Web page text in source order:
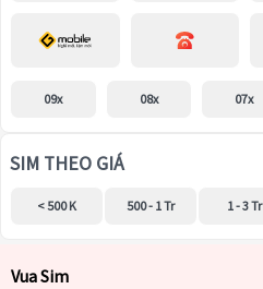
09x 08x 07x
SIM THEO GIÁ
< 500 K 500 - 1 Tr 1 - 3 Tr
Vua Sim